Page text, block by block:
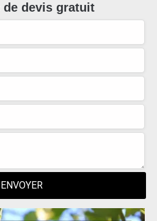
de devis gratuit